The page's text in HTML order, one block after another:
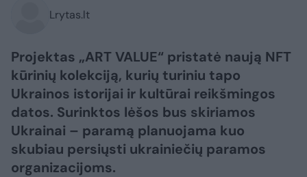
Lrytas.lt
Projektas „ART VALUE“ pristatė naują NFT
kūrinių kolekciją, kurių turiniu tapo
Ukrainos istorijai ir kultūrai reikšmingos
datos. Surinktos lėšos bus skiriamos
Ukrainai – paramą planuojama kuo
skubiau persiųsti ukrainiečių paramos
organizacijoms.